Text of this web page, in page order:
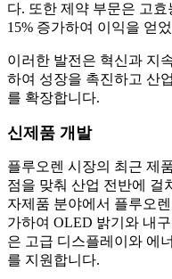
다. 또한 제약 부문은 고효
15% 증가하여 이익을 얻
이러한 발전은 혁신과 지
하여 성장을 촉진하고 산
를 확장합니다.
신제품 개발
플루오렌 시장의 최근 제
점을 맞춰 산업 전반에 걸
자제품 분야에서 플루오
가하여 OLED 밝기와 내
은 고급 디스플레이와 에
를 지원합니다.